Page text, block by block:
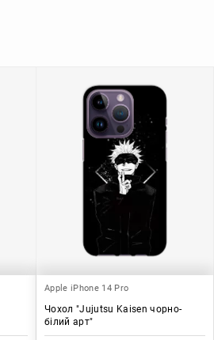
- це дуже корисний аксесуар, який
зберегти його цінність і
Apple iPhone 14 Pro
Чохол "Jujutsu Kaisen чорно-
білий арт"